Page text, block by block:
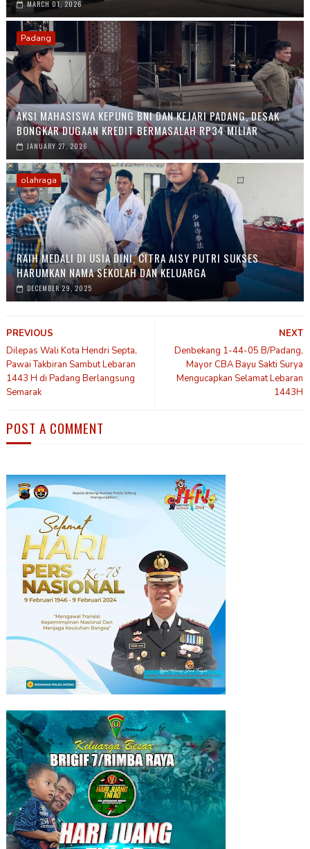
MARCH 01, 2026
Padang
AKSI MAHASISWA KEPUNG BNI DAN KEJARI PADANG, DESAK
BONGKAR DUGAAN KREDIT BERMASALAH RP34 MILIAR
JANUARY 27, 2026
olahraga
RAIH MEDALI DI USIA DINI, CITRA AISY PUTRI SUKSES
HARUMKAN NAMA SEKOLAH DAN KELUARGA
DECEMBER 29, 2025
NEXT
Denbekang 1-44-05 B/Padang,
Mayor CBA Bayu Sakti Surya
Mengucapkan Selamat Lebaran
1443H
PREVIOUS
Dilepas Wali Kota Hendri Septa,
Pawai Takbiran Sambut Lebaran
1443 H di Padang Berlangsung
Semarak
POST A COMMENT